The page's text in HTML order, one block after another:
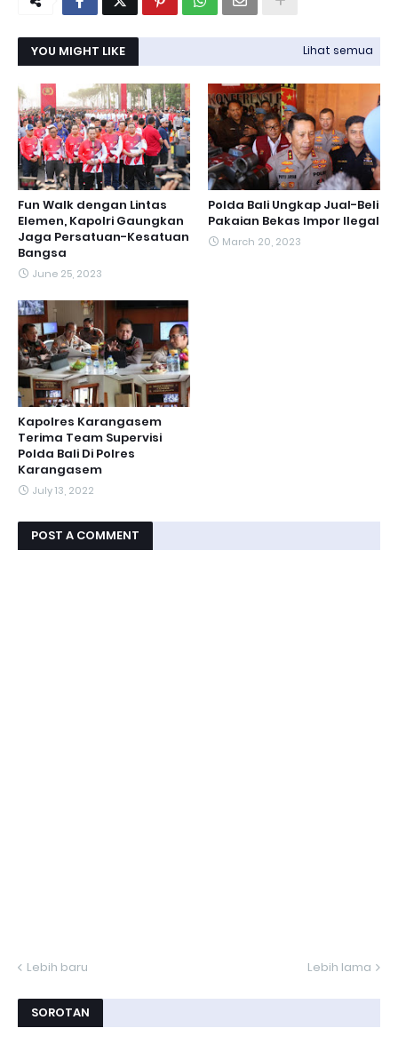
YOU MIGHT LIKE Lihat semua
Fun Walk dengan Lintas
Elemen, Kapolri Gaungkan
Jaga Persatuan-Kesatuan
Bangsa
June 25, 2023
Polda Bali Ungkap Jual-Beli
Pakaian Bekas Impor Ilegal
March 20, 2023
Kapolres Karangasem
Terima Team Supervisi
Polda Bali Di Polres
Karangasem
July 13, 2022
POST A COMMENT
Lebih baru Lebih lama
SOROTAN